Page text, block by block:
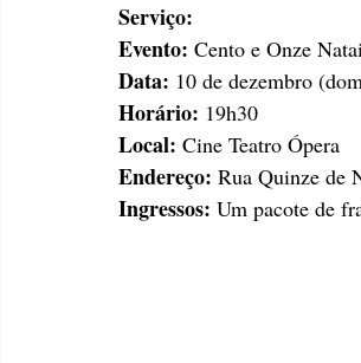
Serviço:
Evento: Cento e Onze
Data: 10 de dezembro
Horário: 19h30
Local: Cine Teatro Ópera
Endereço: Rua Quinze de
Ingressos: Um pacote de